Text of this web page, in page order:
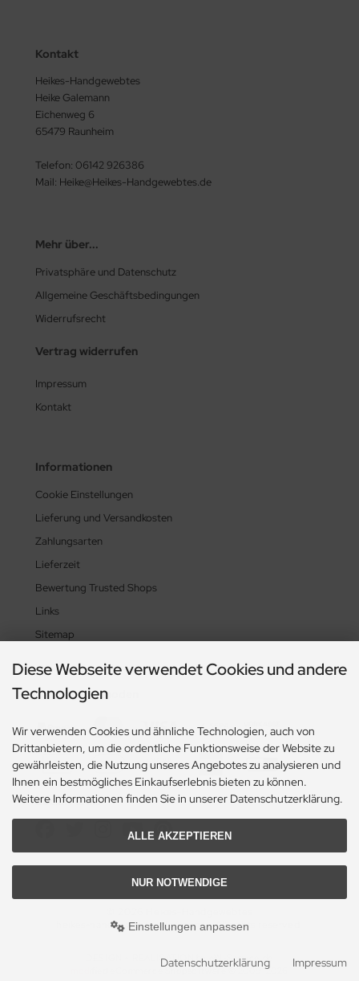
Kontakt
Heikes-Handgewebtes
Heike Galemann
Eichenweg 6
65479 Raunheim
Telefon: 06142 926386
Mail: Heike@Heikes-Handgewebtes.de
Mehr über...
Privatsphäre und Datenschutz
Allgemeine Geschäftsbedingungen
Widerrufsrecht
Vertrag widerrufen
Impressum
Kontakt
Informationen
Cookie Einstellungen
Lieferung und Versandkosten
Zahlungsarten
Lieferzeit
Bewertung Trusted Shops
Links
Sitemap
Zahlungsmethoden
Social Media
heikes-handgewebtes.de/shop/ - All rights reserved.
DESIGN + REALISATION
by eW-Service.de
ified eCommerce Shopsoftware © 2009-2026
Diese Webseite verwendet Cookies und andere
Technologien
Wir verwenden Cookies und ähnliche Technologien, auch von
Drittanbietern, um die ordentliche Funktionsweise der Website zu
gewährleisten, die Nutzung unseres Angebotes zu analysieren und
Ihnen ein bestmögliches Einkaufserlebnis bieten zu können.
Weitere Informationen finden Sie in unserer Datenschutzerklärung.
ALLE AKZEPTIEREN
NUR NOTWENDIGE
Einstellungen anpassen
Datenschutzerklärung Impressum